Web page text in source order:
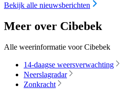
Bekijk alle nieuwsberichten
Meer over Cibebek
Alle weerinformatie voor Cibebek
14-daagse weersverwachting
Neerslagradar
Zonkracht